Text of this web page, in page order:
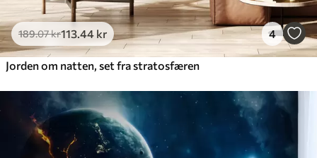
189.07kr113.44 kr 4
Jorden om natten, set fra stratosfæren